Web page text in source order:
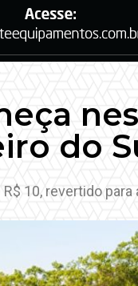
do
10, revertido para